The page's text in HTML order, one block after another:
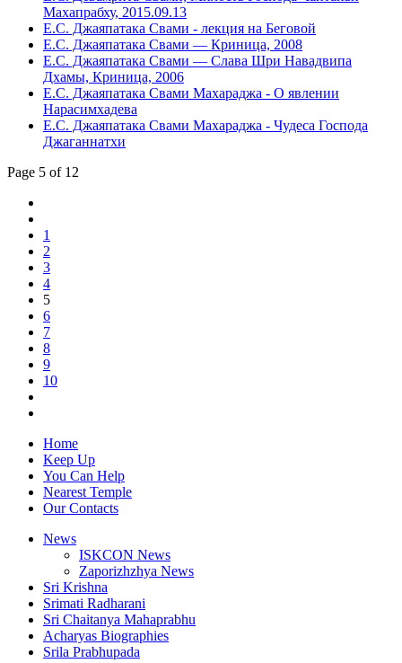
Махапрабху, 2015.09.13
Е.С. Джаяпатака Свами - лекция на Беговой
Е.С. Джаяпатака Свами — Криница, 2008
Е.С. Джаяпатака Свами — Слава Шри Навадвипа
Дхамы, Криница, 2006
Е.С. Джаяпатака Свами Махараджа - О явлении
Нарасимхадева
Е.С. Джаяпатака Свами Махараджа - Чудеса Господа
Джаганнатхи
Page 5 of 12
1
2
3
4
5
6
7
8
9
10
Home
Keep Up
You Can Help
Nearest Temple
Our Contacts
News
ISKCON News
Zaporizhzhya News
Sri Krishna
Srimati Radharani
Sri Chaitanya Mahaprabhu
Acharyas Biographies
Srila Prabhupada